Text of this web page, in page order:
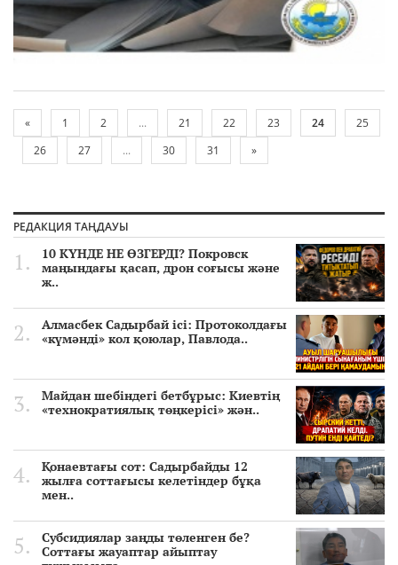
« 1 2 ... 21 22 23 24
25
26
27 ... 30 31 »
РЕДАКЦИЯ ТАҢДАУЫ
10 КҮНДЕ НЕ ӨЗГЕРДІ? Покровск
маңындағы қасап, дрон соғысы және
ж..
Алмасбек Садырбай ісі: Протоколдағы
«күмәнді» кол қоюлар, Павлода..
Майдан шебіндегі бетбұрыс: Киевтің
«технократиялық төңкерісі» жән..
Қонаевтағы сот: Садырбайды 12
жылға соттағысы келетіндер бұқа
мен..
Субсидиялар заңды төленген бе?
Соттағы жауаптар айыптау